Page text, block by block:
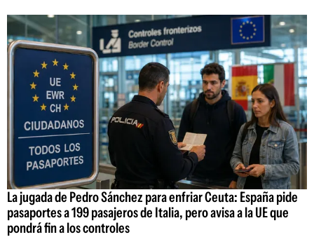
La jugada de Pedro Sánchez para enfriar Ceuta: España pide
pasaportes a 199 pasajeros de Italia, pero avisa a la UE que
pondrá fin a los controles